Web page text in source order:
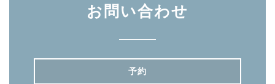
お問い合わせ
予約